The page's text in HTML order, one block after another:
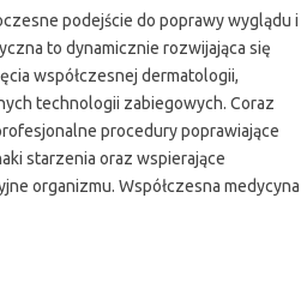
podejście do poprawy wyglądu i
to dynamicznie rozwijająca się
współczesnej dermatologii,
technologii zabiegowych. Coraz
procedury poprawiające
starzenia oraz wspierające
organizmu. Współczesna medycyna